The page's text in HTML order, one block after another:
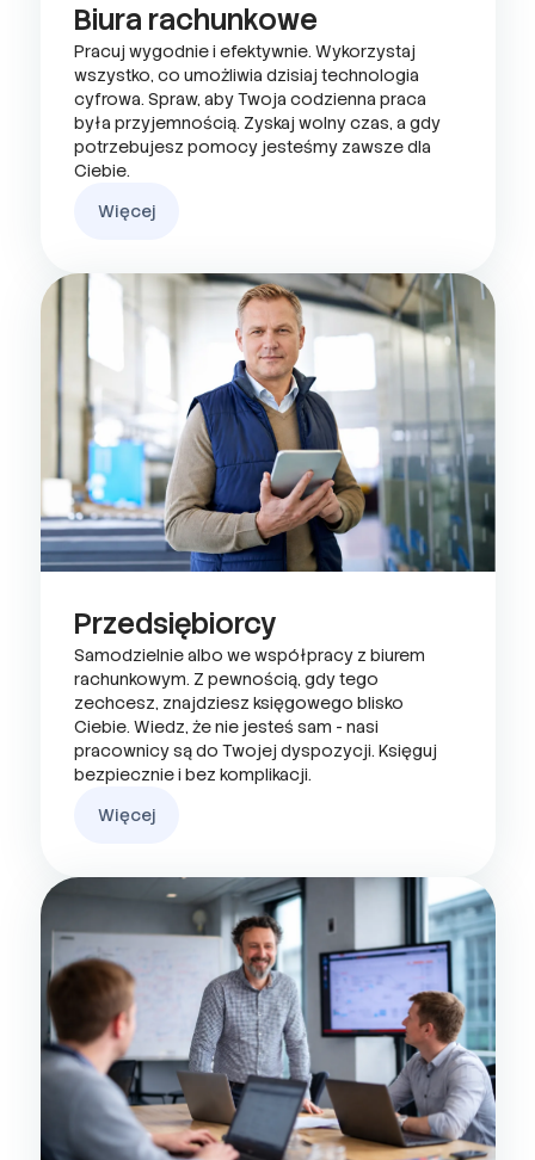
Biura rachunkowe
Pracuj wygodnie i efektywnie. Wykorzystaj
wszystko, co umożliwia dzisiaj technologia
cyfrowa. Spraw, aby Twoja codzienna praca
była przyjemnością. Zyskaj wolny czas, a gdy
potrzebujesz pomocy jesteśmy zawsze dla
Ciebie.
Więcej
Przedsiębiorcy
Samodzielnie albo we współpracy z biurem
rachunkowym. Z pewnością, gdy tego
zechcesz, znajdziesz księgowego blisko
Ciebie. Wiedz, że nie jesteś sam - nasi
pracownicy są do Twojej dyspozycji. Księguj
bezpiecznie i bez komplikacji.
Więcej